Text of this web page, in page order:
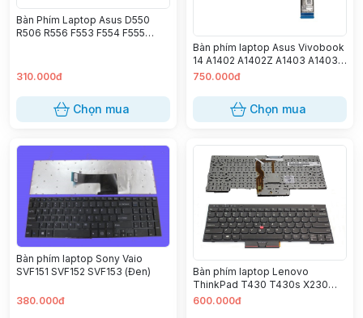
Bàn Phím Laptop Asus D550
R506 R556 F553 F554 F555
310.000đ
Chọn mua
Bàn phím laptop Asus Vivobook
14 A1402 A1402Z A1403 A1403Z
X1402 X1402Z X1402ZA X1403
750.000đ
Chọn mua
Bàn phím laptop Sony Vaio
SVF151 SVF152 SVF153 (Đen)
380.000đ
Bàn phím laptop Lenovo
ThinkPad T430 T430s X230
T530 W530 L430 L530
600.000đ